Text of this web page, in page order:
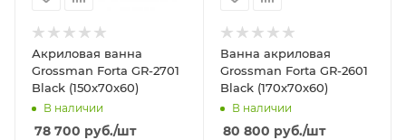
Акриловая ванна
Grossman Forta GR-2701
Black (150x70x60)
В наличии
78 700 руб./шт
Ванна акриловая
Grossman Forta GR-2601
Black (170x70x60)
В наличии
80 800 руб./шт